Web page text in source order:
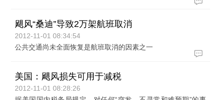
飓风“桑迪”导致2万架航班取消
2012-11-01 08:34:54
公共交通尚未全面恢复是航班取消的因素之一
美国：飓风损失可用于减税
2012-11-01 08:28:26